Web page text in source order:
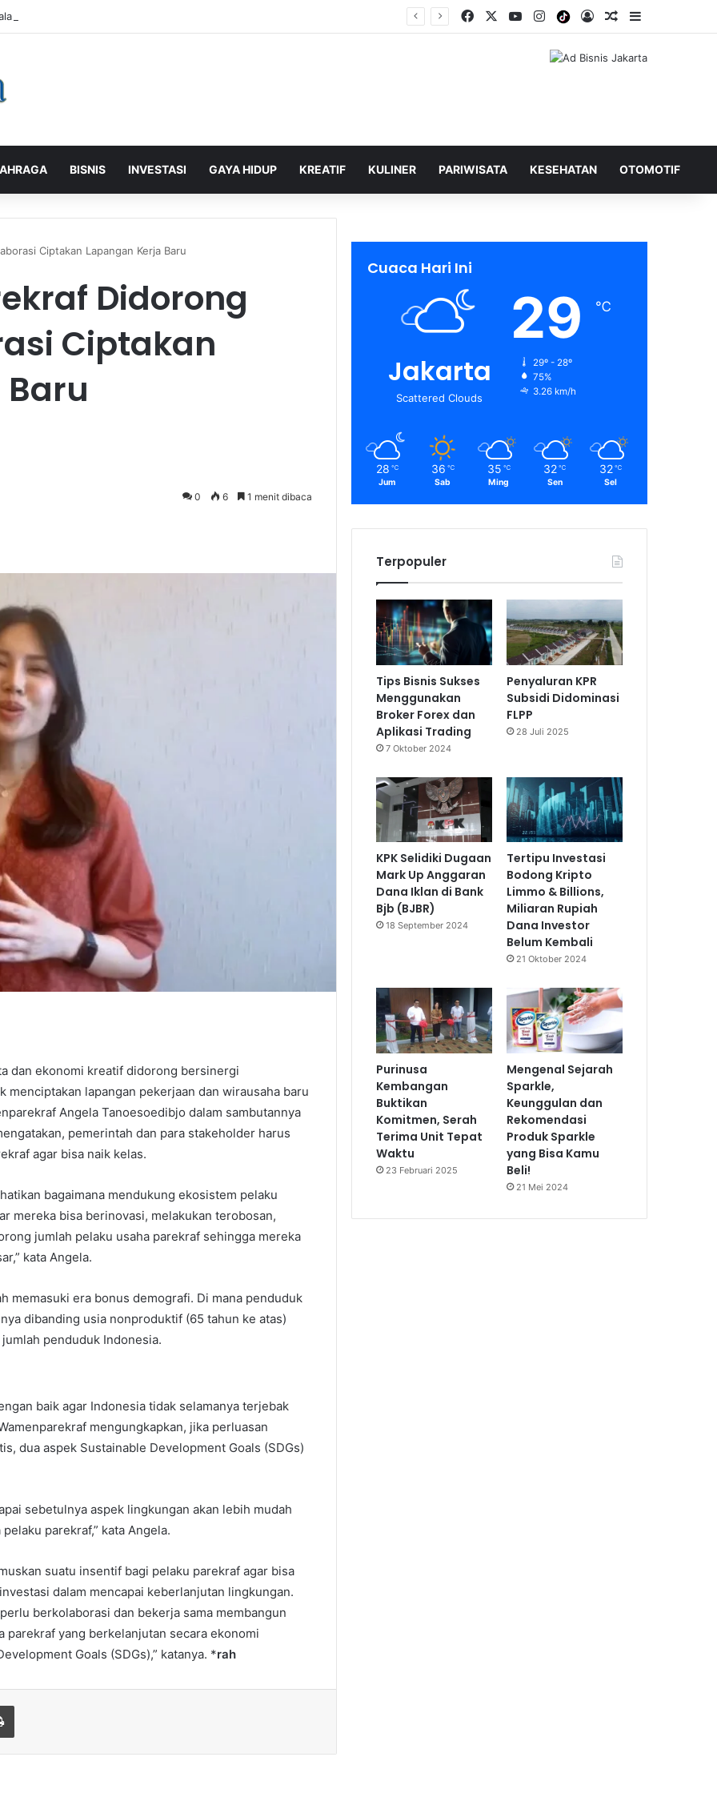
Pelanggan, PLN Icon Plus Sabet Tiga Penghargaan CCW 2026 Facebook YouTubeInstagramTiktokLog InShuffle Berita
BISNIS INVESTASI GAYA HIDUP KREATIF KULINER PARIWISATA KESEHATAN OTOMOTIF
Ciptakan Lapangan Kerja Baru
Didorong
Ciptakan
0 6 1 menit dibaca
dan ekonomi kreatif didorong bersinergi
lapangan pekerjaan dan wirausaha baru
Angela Tanoesoedibjo dalam sambutannya
pemerintah dan para stakeholder harus
agar bisa naik kelas.
bagaimana mendukung ekosistem pelaku
mereka bisa berinovasi, melakukan terobosan,
jumlah pelaku usaha parekraf sehingga mereka
kata Angela.
memasuki era bonus demografi. Di mana penduduk
dibanding usia nonproduktif (65 tahun ke atas)
penduduk Indonesia.
baik agar Indonesia tidak selamanya terjebak
mengungkapkan, jika perluasan
dua aspek Sustainable Development Goals (SDGs)
sebetulnya aspek lingkungan akan lebih mudah
parekraf,” kata Angela.
suatu insentif bagi pelaku parekraf agar bisa
dalam mencapai keberlanjutan lingkungan.
berkolaborasi dan bekerja sama membangun
yang berkelanjutan secara ekonomi
Goals (SDGs),” katanya. *rah
Cuaca Hari Ini
Jakarta
Scattered Clouds
29 ℃
29º - 28º
75%
3.26 km/h
28 ℃
Jum
36 ℃
Sab
35 ℃
Ming
32 ℃
Sen
32 ℃
Sel
Terpopuler
Tips Bisnis Sukses
Menggunakan
Broker Forex dan
Aplikasi Trading
7 Oktober 2024
Penyaluran KPR
Subsidi Didominasi
FLPP
28 Juli 2025
KPK Selidiki Dugaan
Mark Up Anggaran
Dana Iklan di Bank
Bjb (BJBR)
18 September 2024
Tertipu Investasi
Bodong Kripto
Limmo & Billions,
Miliaran Rupiah
Dana Investor
Belum Kembali
21 Oktober 2024
Purinusa
Kembangan
Buktikan
Komitmen, Serah
Terima Unit Tepat
Waktu
23 Februari 2025
Mengenal Sejarah
Sparkle,
Keunggulan dan
Rekomendasi
Produk Sparkle
yang Bisa Kamu
Beli!
21 Mei 2024